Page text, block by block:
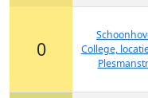
0
College,